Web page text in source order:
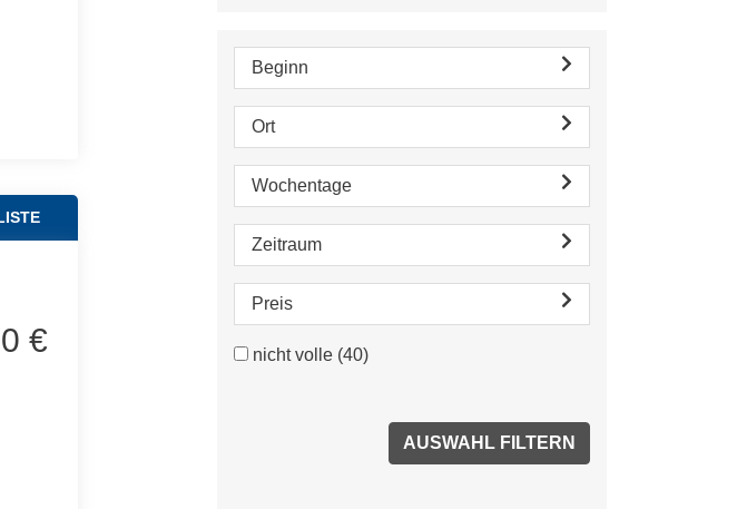
€
Beginn
Ort
Wochentage
Zeitraum
Preis
nicht volle (40)